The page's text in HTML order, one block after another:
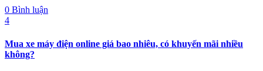
0 Bình luận
4
Mua xe máy điện online giá bao nhiêu, có khuyến mãi nhiều
không?